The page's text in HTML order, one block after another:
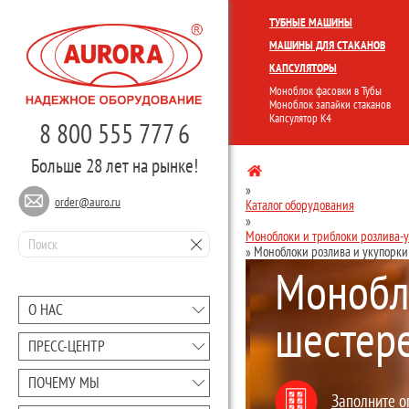
8 800 555 777 6
Больше 28 лет на рынке!
order@auro.ru
О НАС
ПРЕCC-ЦЕНТР
ПОЧЕМУ МЫ
ТУБНЫЕ МАШИНЫ
МАШИНЫ ДЛЯ СТАКАНОВ
КАПСУЛЯТОРЫ
Моноблок фасовки в Тубы
Моноблок запайки стаканов
Капсулятор К4
КОМПЛЕКСНЫЕ ЛИНИИ
»
Каталог оборудования
»
Моноблоки и триблоки розлива-
» Моноблоки розлива и
Заполните